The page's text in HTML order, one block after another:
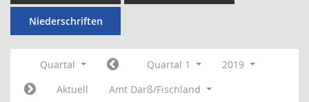
Niederschriften
Quartal Quartal 1
2019
Aktuell
Amt Darß/Fischland